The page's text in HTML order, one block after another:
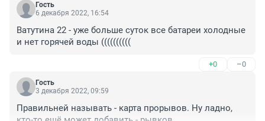
Гость
6 декабря 2022, 16:54
Ватутина 22 - уже больше суток все батареи холодные
и нет горячей воды ((((((((((
+0 –0
Гость
3 декабря 2022, 09:59
Правильней называть - карта прорывов. Ну ладно,